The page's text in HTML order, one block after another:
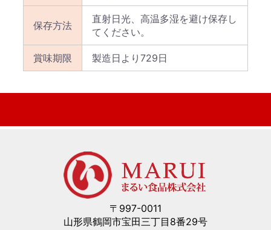
保存方法
直射日光、高温多湿を避け保存し
てください。
賞味期限 製造日より729日
〒997-0011
山形県鶴岡市宝田三丁目8番29号